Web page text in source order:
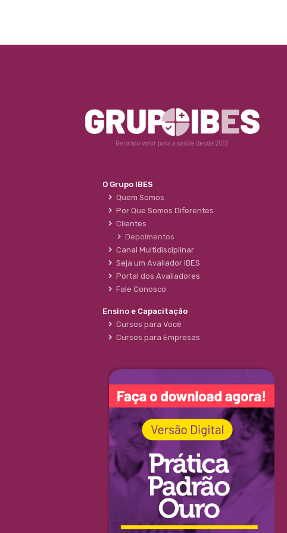
O Grupo IBES
Quem Somos
Por Que Somos Diferentes
Clientes
Depoimentos
Canal Multidisciplinar
Seja um Avaliador IBES
Portal dos Avaliadores
Fale Conosco
Ensino e Capacitação
Cursos para Você
Cursos para Empresas